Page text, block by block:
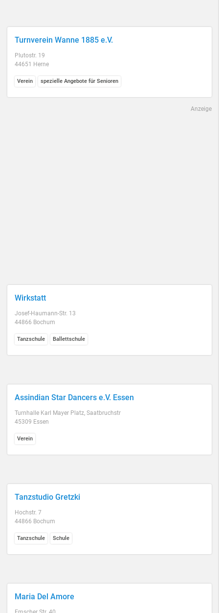
Turnverein Wanne 1885 e.V.
Plutostr. 19
44651 Herne
Verein spezielle Angebote für Senioren
Anzeige
Wirkstatt
Josef-Haumann-Str. 13
44866 Bochum
Tanzschule Ballettschule
Assindian Star Dancers e.V. Essen
Turnhalle Karl Mayer Platz, Saatbruchstr
45309 Essen
Verein
Tanzstudio Gretzki
Hochstr. 7
44866 Bochum
Tanzschule Schule
Maria Del Amore